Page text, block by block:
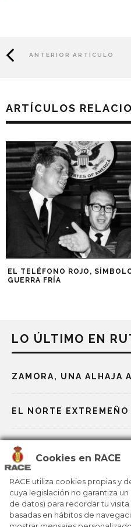
Cookies en RACE
RACE utiliza cookies propias y
cuya legislación no garantiza
de datos) para recordar tu
basadas en hábitos de
ANTERIOR ARTÍCULO
ARTÍCULOS
EL TELÉFONO ROJO,
GUERRA FRÍA
LO ÚLTIMO EN
ZAMORA, UNA ALHAJA
EL NORTE EXTREMEÑO
ITALIA, POR LAS
NAVARRA PARA
ALBACETE Y SU RUTA